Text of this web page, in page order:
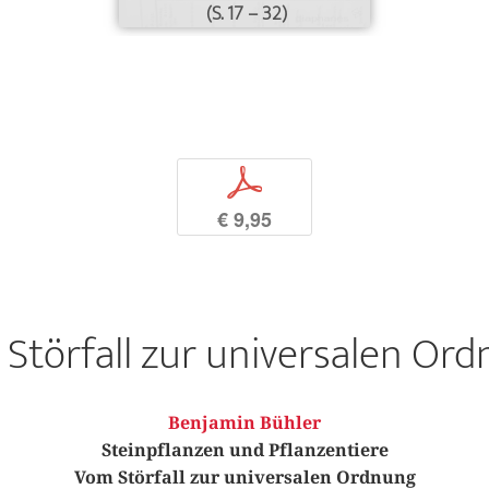
(S. 17 – 32)
p
€ 9,95
zur universalen
Benjamin Bühler
Steinpflanzen und Pflanzentiere
Vom Störfall zur universalen Ordnung